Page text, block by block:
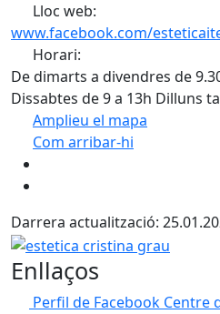
Lloc web:
www.facebook.com/
Horari:
De dimarts a divendres de
Dissabtes de 9 a 13h Dilluns
Amplieu el mapa
Com arribar-hi
Darrera actualització:
estetica cristina grau
Enllaços
Perfil de Facebook Centre